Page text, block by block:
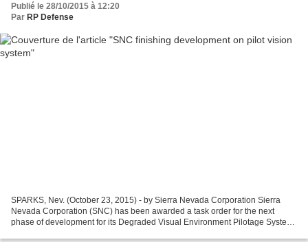
Publié le 28/10/2015 à 12:20
Par RP Defense
SPARKS, Nev. (October 23, 2015) - by Sierra Nevada Corporation Sierra
Nevada Corporation (SNC) has been awarded a task order for the next
phase of development for its Degraded Visual Environment Pilotage System